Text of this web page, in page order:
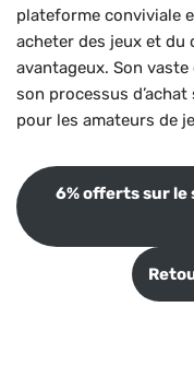
plateforme conviviale
acheter des jeux et du
avantageux. Son
son processus
pour les amateurs de
6% offerts sur le